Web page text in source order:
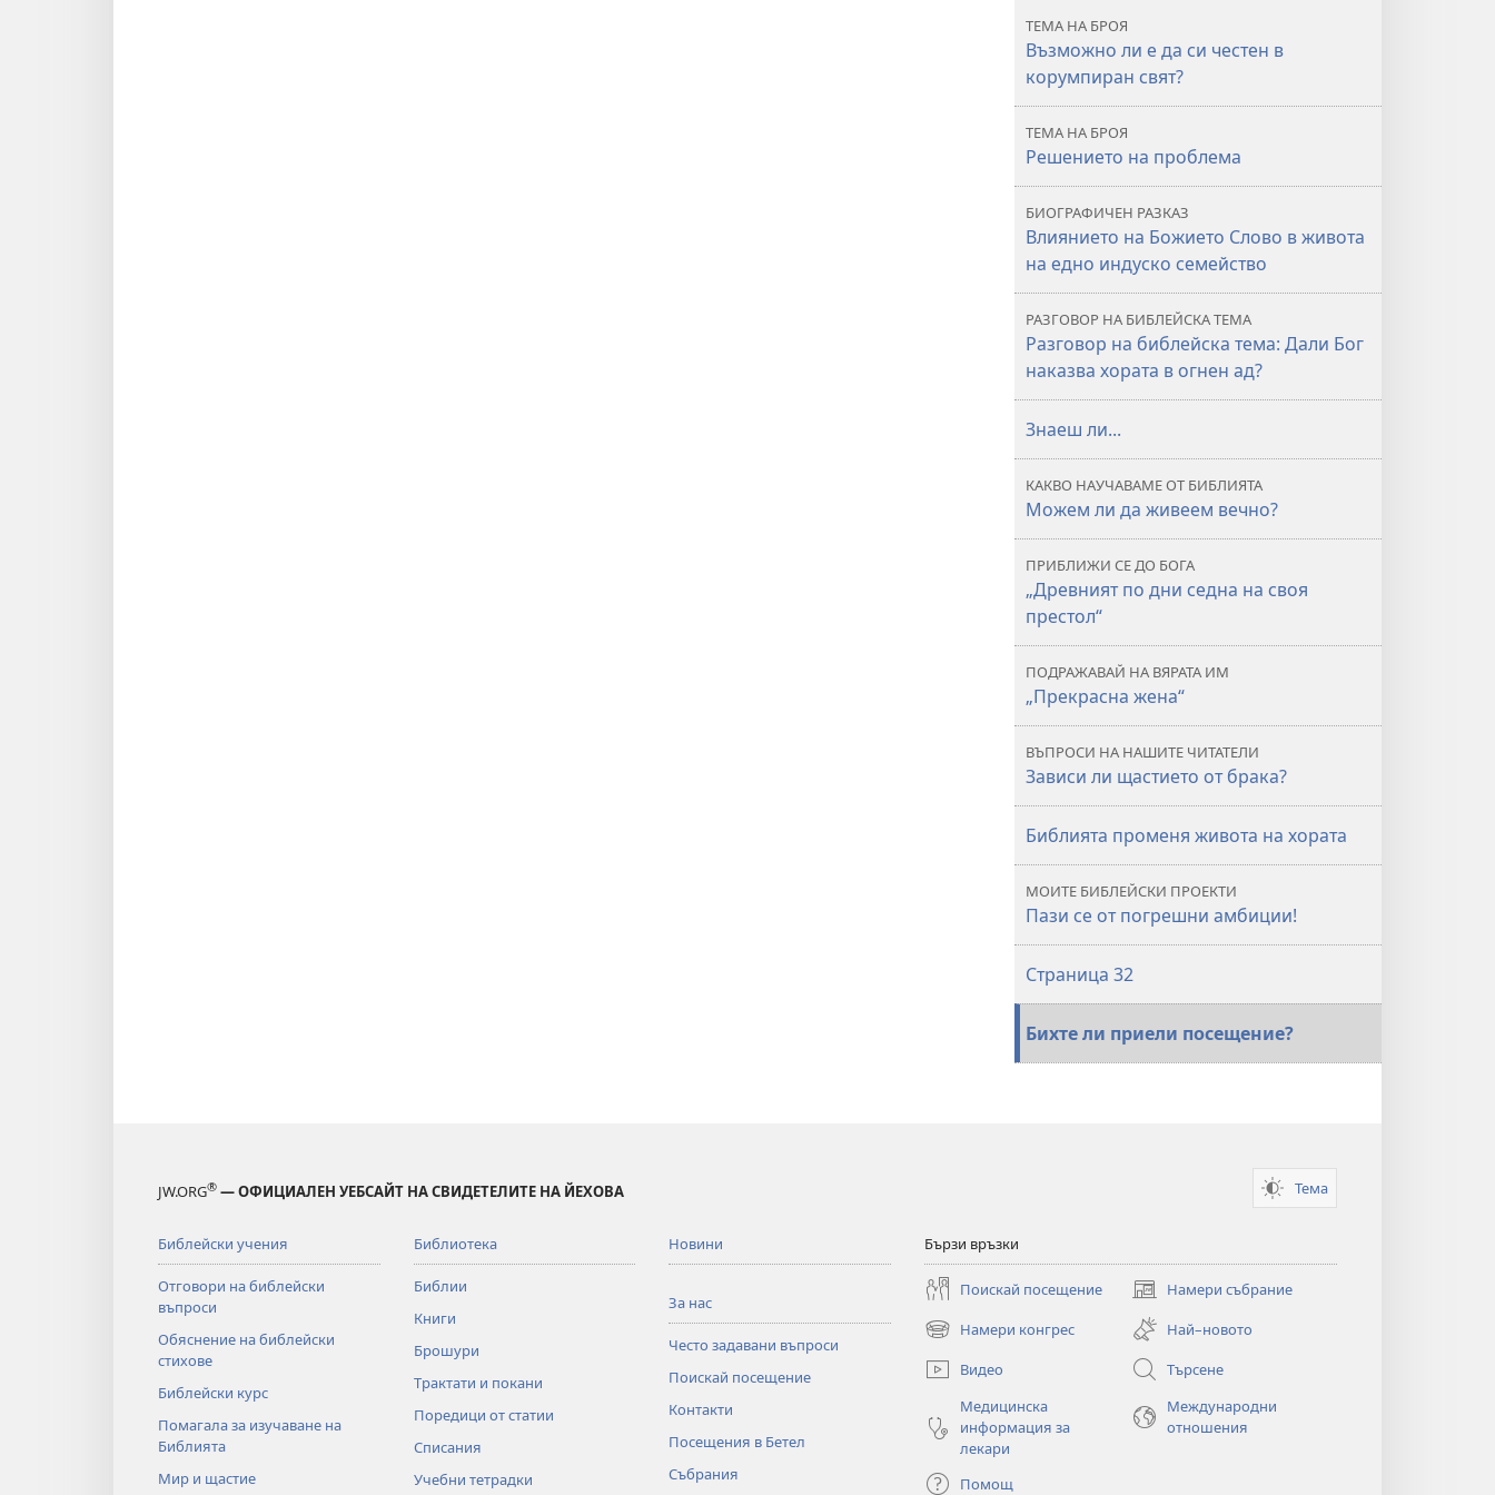
ТЕМА НА БРОЯ
Възможно ли е да си честен в
корумпиран свят?
ТЕМА НА БРОЯ
Решението на проблема
БИОГРАФИЧЕН РАЗКАЗ
Влиянието на Божието Слово в живота
на едно индуско семейство
РАЗГОВОР НА БИБЛЕЙСКА ТЕМА
Разговор на библейска тема: Дали Бог
наказва хората в огнен ад?
Знаеш ли...
КАКВО НАУЧАВАМЕ ОТ БИБЛИЯТА
Можем ли да живеем вечно?
ПРИБЛИЖИ СЕ ДО БОГА
„Древният по дни седна на своя
престол“
ПОДРАЖАВАЙ НА ВЯРАТА ИМ
„Прекрасна жена“
ВЪПРОСИ НА НАШИТЕ ЧИТАТЕЛИ
Зависи ли щастието от брака?
Библията променя живота на хората
МОИТЕ БИБЛЕЙСКИ ПРОЕКТИ
Пази се от погрешни амбиции!
Страница 32
Бихте ли приели посещение?
JW.ORG® — ОФИЦИАЛЕН УЕБСАЙТ НА СВИДЕТЕЛИТЕ НА ЙЕХОВА Тема
Библейски учения
Отговори на библейски
въпроси
Обяснение на библейски
стихове
Библейски курс
Помагала за изучаване на
Библията
Мир и щастие
Библиотека
Библии
Книги
Брошури
Трактати и покани
Поредици от статии
Списания
Учебни тетрадки
Новини
За нас
Често задавани въпроси
Поискай посещение
Контакти
Посещения в Бетел
Събрания
Бързи връзки
Поискай посещение Намери събрание
(отваря
нов
прозорец)
Намери конгрес
(отваря
нов
прозорец)
Най–новото
Видео
Търсене
Медицинска
информация за
лекари
Международни
отношения
Помощ